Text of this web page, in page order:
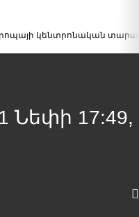
կենտրոնական
Նեփի 17:49,